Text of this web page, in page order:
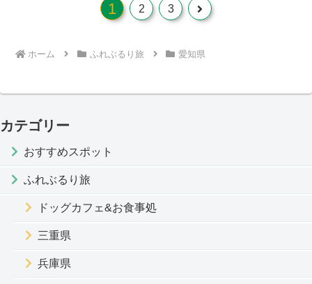
1 2 3
次
ホーム ふれぶるり旅 愛知県
カテゴリー
おすすめスポット
ふれぶるり旅
ドッグカフェ&お食事処
三重県
兵庫県